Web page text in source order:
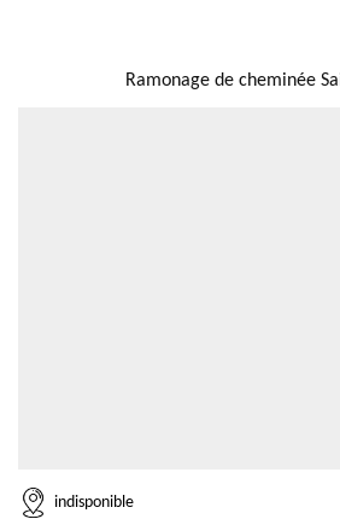
Ramonage de cheminée
indisponible